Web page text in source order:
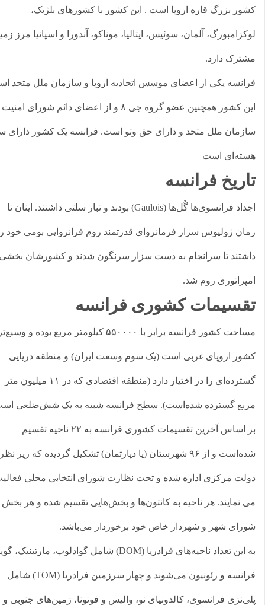
بزرگ قاره اروپا است . این کشور با کشورهای بلژیک،
آلمان، سوئیس، ایتالیا، موناکو، آندورا و اسپانیا مرز زمینی
دارد.
یکی از اعضای موسس اتحادیه اروپا و سازمان ملل متحد است.
این کشور همچنین عضو گروه جی ۸ و از اعضای دائم شورای امنیت
ملل متحد و دارای حق وتو است. فرانسه یک کشور دارای سلاح
است
فرانسه
اجداد فرانسوی‌ها گُل‌ها (Gaulois) بودند و تبار سلتی داشتند. اینان تا
ژولیوس سزار فرمانروای قدرتمند روم فرانروایی بومی خود را
تا سرانجام به دست سزار سرنگون شدند و کشورشان بخشی از
روم شد.
کشوری فرانسه
مساحت کشور فرانسه برابر با ۵۵۰۰۰۰ کیلومتر مربع بوده و وسیع‌ترین
اروپای غربی است (یک سوم وسعت ایران) و منطقه دریایی
گسترده‌ای را در اختیار دارد (منطقه اقتصادی که در ۱۱ میلیون متر
گسترده شده‌است). سطح فرانسه شبیه به یک شش‌ضلعی است.
بر اساس آخرین تقسیمات کشوری فرانسه به ۲۲ ناحیه تقسیم
شده‌است و از ۹۶ شهرستان (یا دپارتمان) تشکیل گردیده که زیر نظر
مرکزی اداره شده و تحت نظارت شورای انتخابی محلی فعالیت
نمایند. هر ناحیه به کانتون‌ها و بخش‌هایی تقسیم شده و هر بخش از
شهر و شهردار خاص خود برخوردار می‌باشد.
به این تعداد ناحیه‌های فرادریا (DOM) شامل گوادلوپ، مارتینیک، گویان
فرانسه و رئونیون می‌شوند و چهار سرزمین فرادریا (TOM) شامل
فرانسوی، کالدونیای نو، والیس و فوتونا، زمین‌های جنوبی و